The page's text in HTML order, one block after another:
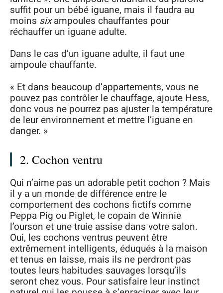
suffit pour un bébé iguane, mais il faudra au
moins sixampoules chauffantes pour
réchauffer un iguane adulte.
Dans le cas d’un iguane adulte, il faut une
ampoule chauffante.
« Et dans beaucoup d’appartements, vous ne
pouvez pas contrôler le chauffage, ajoute Hess,
donc vous ne pourrez pas ajuster la température
de leur environnement et mettre l’iguane en
danger. »
2. Cochon ventru
Qui n’aime pas un adorable petit cochon ? Mais
il y a un monde de différence entre le
comportement des cochons fictifs comme
Peppa Pig ou Piglet, le copain de Winnie
l’ourson et une truie assise dans votre salon.
Oui, les cochons ventrus peuvent être
extrêmement intelligents, éduqués à la maison
et tenus en laisse, mais ils ne perdront pas
toutes leurs habitudes sauvages lorsqu’ils
seront chez vous. Pour satisfaire leur instinct